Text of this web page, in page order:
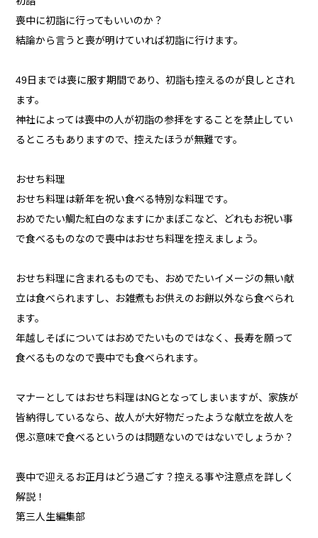
喪中に初詣に行ってもいいのか？
結論から言うと喪が明けていれば初詣に行けます。
49日までは喪に服す期間であり、初詣も控えるのが良しとされ
ます。
神社によっては喪中の人が初詣の参拝をすることを禁止してい
るところもありますので、控えたほうが無難です。
おせち料理
おせち料理は新年を祝い食べる特別な料理です。
おめでたい鯛た紅白のなますにかまぼこなど、どれもお祝い事
で食べるものなので喪中はおせち料理を控えましょう。
おせち料理に含まれるものでも、おめでたいイメージの無い献
立は食べられますし、お雑煮もお供えのお餅以外なら食べられ
ます。
年越しそばについてはおめでたいものではなく、長寿を願って
食べるものなので喪中でも食べられます。
マナーとしてはおせち料理はNGとなってしまいますが、家族が
皆納得しているなら、故人が大好物だったような献立を故人を
偲ぶ意味で食べるというのは問題ないのではないでしょうか？
喪中で迎えるお正月はどう過ごす？控える事や注意点を詳しく
解説！
第三人生編集部